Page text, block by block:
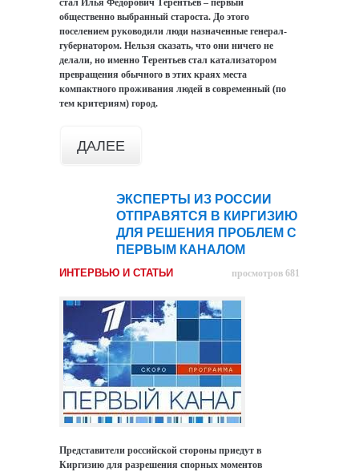
стал Илья Федорович Терентьев – первый
общественно выбранный староста. До этого
поселением руководили люди назначенные генерал-
губернатором. Нельзя сказать, что они ничего не
делали, но именно Терентьев стал катализатором
превращения обычного в этих краях места
компактного проживания людей в современный (по
тем критериям) город.
ДАЛЕЕ
ЭКСПЕРТЫ ИЗ РОССИИ
ОТПРАВЯТСЯ В КИРГИЗИЮ
ДЛЯ РЕШЕНИЯ ПРОБЛЕМ С
ПЕРВЫМ КАНАЛОМ
ИНТЕРВЬЮ И СТАТЬИ просмотров 681
Представители российской стороны приедут в
Киргизию для разрешения спорных моментов